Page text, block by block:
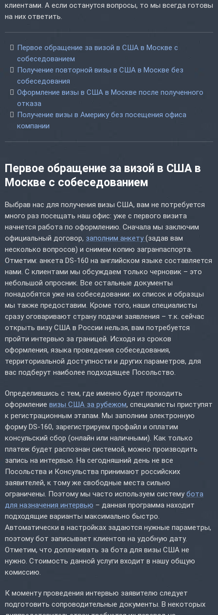
клиентами. А если останутся вопросы, то мы всегда готовы
на них ответить.
Первое обращение за визой в США в Москве с
собеседованием
Получение повторной визы в США в Москве без
собеседования
Оформление визы в США в Москве после полученного
отказа
Получение визы в Америку без посещения офиса
компании
Первое обращение за визой в США в
Москве с собеседованием
Выбрав нас для получения визы США, вам не потребуется
много раз посещать наш офис: уже с первого визита
начнется работа по оформлению. Сначала мы заключим
официальный договор, заполним анкету (задав вам
несколько вопросов) и снимем копию загранпаспорта.
Отметим: анкета DS-160 на английском языке составляется
нами. С клиентами мы обсуждаем только черновик – это
небольшой опросник. Все остальные документы
понадобятся уже на собеседовании: их список и образцы
мы также предоставим. Кроме того, наши специалисты
сразу оговаривают страну подачи заявления – т.к. сейчас
открыть визу США в России нельзя, вам потребуется
пройти интервью за границей. Исходя из сроков
оформления, языка проведения собеседования,
территориальной доступности и других параметров, для
вас подберут наиболее подходящее Посольство.
Определившись с тем, где именно будет проходить
оформление визы США за рубежом, специалисты приступят
к регистрационным этапам. Мы заполним электронную
форму DS-160, зарегистрируем профайл и оплатим
консульский сбор (онлайн или наличными). Как только
платеж будет распознан системой, можно производить
запись на интервью. На сегодняшний день не все
Посольства и Консульства принимают российских
заявителей, к тому же свободные места сильно
ограничены. Поэтому мы часто используем систему бота
для назначения интервью – данная программа находит
подходящие варианты максимально быстро.
Автоматически в настройках задаются нужные параметры,
поэтому бот записывает клиентов на удобную дату.
Отметим, что доплачивать за бота для визы США не
нужно. Стоимость данной услуги входит в нашу общую
комиссию.
К моменту проведения интервью заявителю следует
подготовить сопроводительные документы. В некоторых